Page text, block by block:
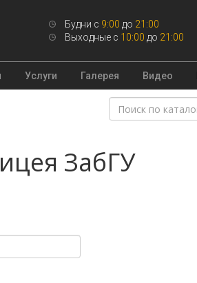
Будни с 9:00 до 21:00
Выходные с 10:00 до 21:00
Услуги Галерея Видео
ЗабГУ